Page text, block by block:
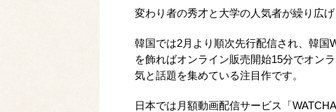
変わり者の秀才と大学の人気者が繰り広
韓国では2月より順次先行配信され、韓国
を飾ればオンライン販売開始15分でオン
気と話題を集めている注目作です。
日本では月額動画配信サービス「